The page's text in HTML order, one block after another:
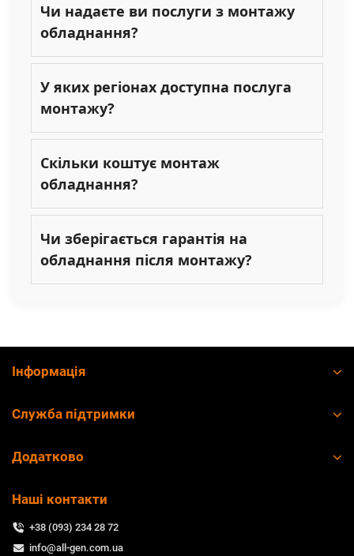
Чи надаєте ви послуги з монтажу
обладнання?
У яких регіонах доступна послуга
монтажу?
Скільки коштує монтаж
обладнання?
Чи зберігається гарантія на
обладнання після монтажу?
Інформація
Служба підтримки
Додатково
Наші контакти
+38 (093) 234 28 72
info@all-gen.com.ua